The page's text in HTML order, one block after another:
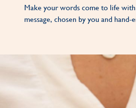
Make your words come to life with
message, chosen by you and hand-